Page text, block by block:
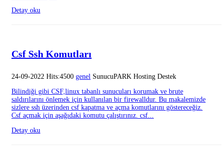
Detay oku
Csf Ssh Komutları
24-09-2022 Hits:4500 genel SunucuPARK Hosting Destek
Bilindiği gibi CSF,linux tabanlı sunucuları korumak ve brute
saldırılarını önlemek için kullanılan bir firewalldur. Bu makalemizde
sizlere ssh üzerinden csf kapatma ve açma komutlarını göstereceğiz.
Csf açmak için aşağıdaki komutu çalıştırınız. csf...
Detay oku